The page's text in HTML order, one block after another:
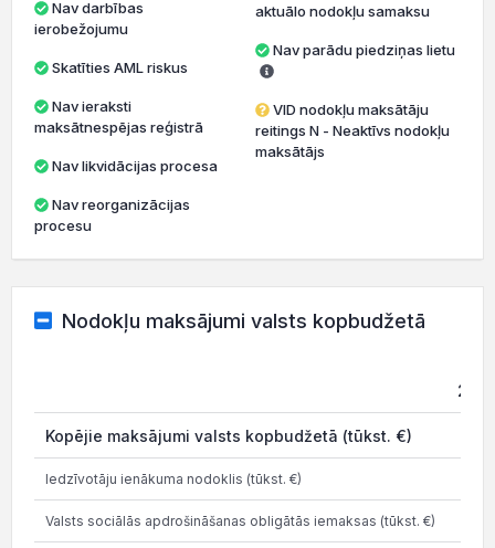
ierobežojumu
Skatīties AML riskus
maksātnespējas reģistrā
Nav likvidācijas procesa
procesu
aktuālo nodokļu samaksu
Nav parādu piedziņas lietu
VID nodokļu maksātāju
reitings N - Neaktīvs nodokļu
maksātājs
Nodokļu maksājumi valsts kopbudžetā
2025
Kopējie maksājumi valsts kopbudžetā (tūkst. €)
Iedzīvotāju ienākuma nodoklis (tūkst. €)
Valsts sociālās apdrošināšanas obligātās iemaksas (tūkst. €)